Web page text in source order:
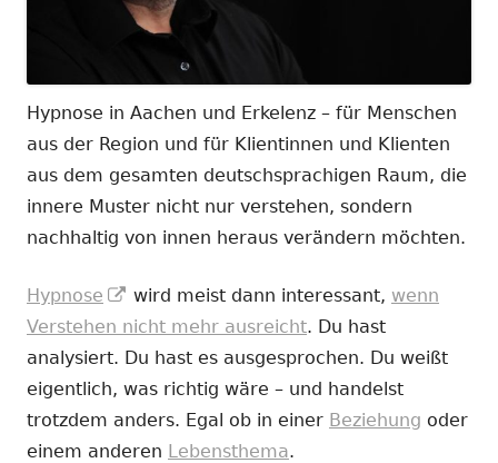
Hypnose in Aachen und Erkelenz – für Menschen
aus der Region und für Klientinnen und Klienten
aus dem gesamten deutschsprachigen Raum, die
innere Muster nicht nur verstehen, sondern
nachhaltig von innen heraus verändern möchten.
Hypnose
In
neuem
Fenster
öffnen
wird meist dann interessant, wenn
Verstehen nicht mehr ausreicht. Du hast
analysiert. Du hast es ausgesprochen. Du weißt
eigentlich, was richtig wäre – und handelst
trotzdem anders. Egal ob in einer Beziehung oder
einem anderen Lebensthema.